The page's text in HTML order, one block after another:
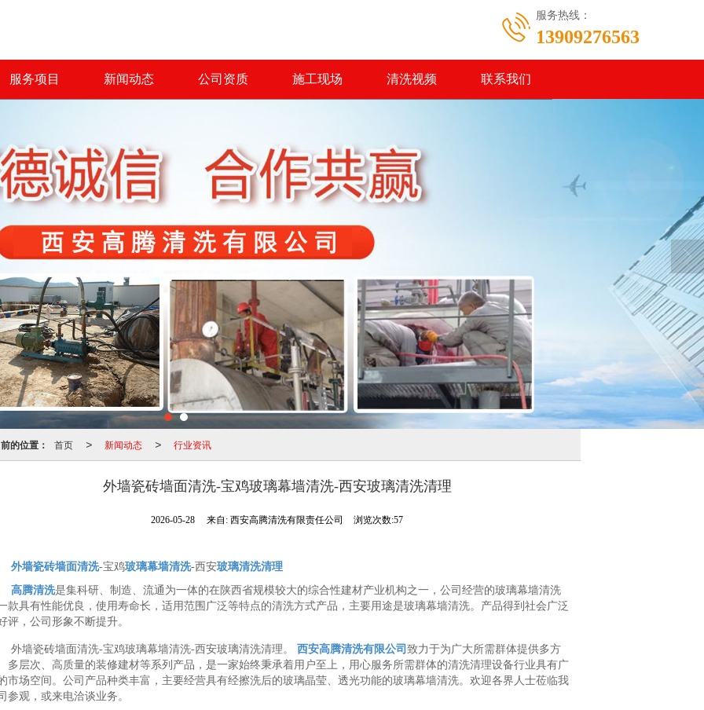
服务热线：
13909276563
服务项目 新闻动态 公司资质 施工现场 清洗视频 联系我们
的位置： 首页 > 新闻动态 > 行业资讯
外墙瓷砖墙面清洗-宝鸡玻璃幕墙清洗-西安玻璃清洗清理
2026-05-28 来自:西安高腾清洗有限责任公司 浏览次数:57
外墙瓷砖墙面清洗-宝鸡玻璃幕墙清洗-西安玻璃清洗清理
高腾清洗是集科研、制造、流通为一体的在陕西省规模较大的综合性建材产业机构之一，公司经营的玻璃幕墙清洗
款具有性能优良，使用寿命长，适用范围广泛等特点的清洗方式产品，主要用途是玻璃幕墙清洗。产品得到社会广泛
评，公司形象不断提升。
外墙瓷砖墙面清洗-宝鸡玻璃幕墙清洗-西安玻璃清洗清理。 西安高腾清洗有限公司 致力于为广大所需群体提供多方
多层次、高质量的装修建材等系列产品，是一家始终秉承着用户至上，用心服务所需群体的清洗清理设备行业具有广
市场空间。公司产品种类丰富，主要经营具有经擦洗后的玻璃晶莹、透光功能的玻璃幕墙清洗。欢迎各界人士莅临我
参观，或来电洽谈业务。